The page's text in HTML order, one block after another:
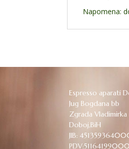
Napomena:
Espresso aparati
Jug Bogdana bb
Zgrada Vladimirka
Doboj,BiH
JIB: